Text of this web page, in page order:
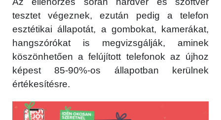
tesztet végeznek, ezután pedig a telefon
esztétikai állapotát, a gombokat, kamerákat,
hangszórókat is megvizsgálják, aminek
köszönhetően a felújított telefonok az újhoz
képest 85-90%-os állapotban kerülnek
értékesítésre.